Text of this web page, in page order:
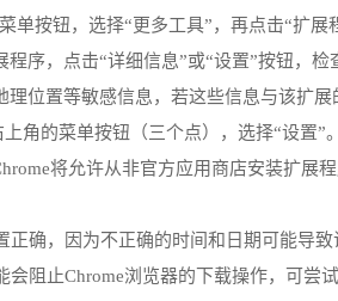
按钮，选择“更多工具”，再点击“扩
序，点击“详细信息”或“设置”按钮，
位置等敏感信息，若这些信息与该扩展
角的菜单按钮（三个点），选择“设置
将允许从非官方应用商店安装扩
确，因为不正确的时间和日期可能导致
阻止Chrome浏览器的下载操作，可